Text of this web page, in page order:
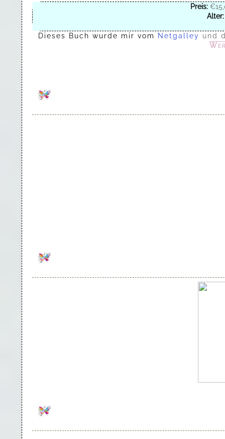
Preis:
Alter:
Dieses Buch wurde mir vom Netgalley und